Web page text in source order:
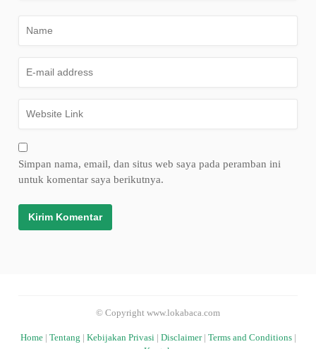
Simpan nama, email, dan situs web saya pada peramban ini
untuk komentar saya berikutnya.
© Copyright www.lokabaca.com
Home| Tentang | Kebijakan Privasi | Disclaimer| Terms and Conditions|